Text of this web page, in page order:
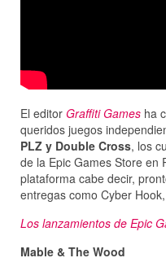
El editor Graffiti Games ha
queridos juegos
PLZ y Double Cross, los
de la Epic Games Store en
plataforma cabe decir,
entregas como Cyber
Los lanzamientos de Epic
Mable & The Wood